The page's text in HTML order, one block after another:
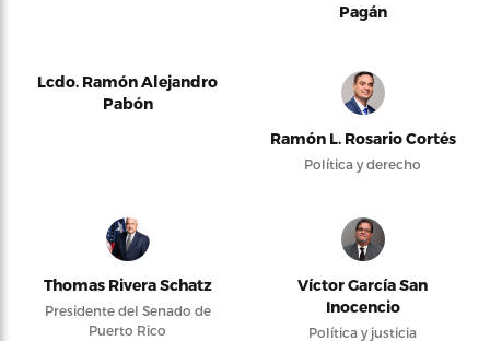
Pagán
Lcdo. Ramón Alejandro
Pabón
Ramón L. Rosario Cortés
Política y derecho
Thomas Rivera Schatz
Presidente del Senado de
Puerto Rico
Víctor García San
Inocencio
Política y justicia